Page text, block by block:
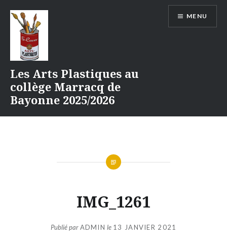
contenu
Les Arts Plastiques au
collège Marracq de
Bayonne 2025/2026
MENU
IMG_1261
Publié parADMIN le 13 JANVIER 2021